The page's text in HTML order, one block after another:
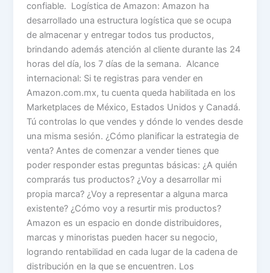
confiable. Logística de Amazon: Amazon ha
desarrollado una estructura logística que se ocupa
de almacenar y entregar todos tus productos,
brindando además atención al cliente durante las 24
horas del día, los 7 días de la semana. Alcance
internacional: Si te registras para vender en
Amazon.com.mx, tu cuenta queda habilitada en los
Marketplaces de México, Estados Unidos y Canadá.
Tú controlas lo que vendes y dónde lo vendes desde
una misma sesión. ¿Cómo planificar la estrategia de
venta? Antes de comenzar a vender tienes que
poder responder estas preguntas básicas: ¿A quién
comprarás tus productos? ¿Voy a desarrollar mi
propia marca? ¿Voy a representar a alguna marca
existente? ¿Cómo voy a resurtir mis productos?
Amazon es un espacio en donde distribuidores,
marcas y minoristas pueden hacer su negocio,
logrando rentabilidad en cada lugar de la cadena de
distribución en la que se encuentren. Los